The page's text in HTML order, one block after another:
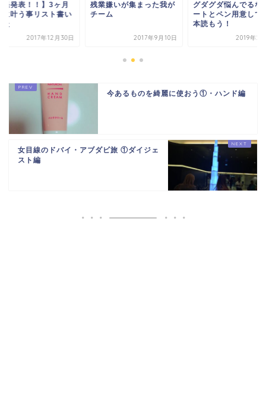
果発表！！】3ヶ月
に叶う事リスト書い
た
2017年12月30日
残業嫌いが集まった我が
チーム
2017年9月10日
グダグダ悩んでるな
ートとペン用意して
本読もう！
2019年2
今あるものを綺麗に使おう①・ハンド編
女目線のドバイ・アブダビ旅 ①ダイジェ
スト編